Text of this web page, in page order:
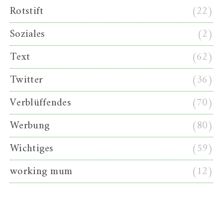
Rotstift
(22)
Soziales
(2)
Text
(62)
Twitter
(36)
Verblüffendes
(70)
Werbung
(80)
Wichtiges
(59)
working mum
(12)